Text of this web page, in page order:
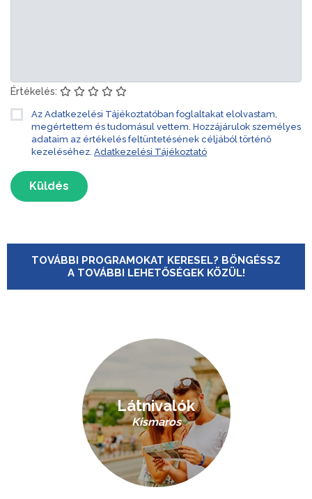
Értékelés:
Az Adatkezelési Tájékoztatóban foglaltakat elolvastam,
megértettem és tudomásul vettem. Hozzájárulok személyes
adataim az értékelés feltüntetésének céljából történő
kezeléséhez. Adatkezelési Tájékoztató
Küldés
TOVÁBBI PROGRAMOKAT KERESEL? BÖNGÉSSZ
A TOVÁBBI LEHETŐSÉGEK KÖZÜL!
Látnivalók
Kismaros